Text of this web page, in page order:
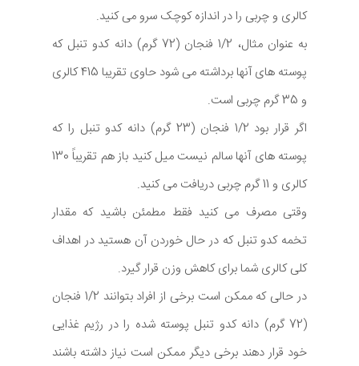
کالری و چربی را در اندازه کوچک سرو می کنید.
به عنوان مثال، 1/2 فنجان (72 گرم) دانه کدو تنبل که
پوسته های آنها برداشته می شود حاوی تقریبا 415 کالری
و 35 گرم چربی است.
اگر قرار بود 1/2 فنجان (23 گرم) دانه کدو تنبل را که
پوسته های آنها سالم نیست میل کنید باز هم تقریباً 130
کالری و 11 گرم چربی دریافت می کنید.
وقتی مصرف می کنید فقط مطمئن باشید که مقدار
تخمه کدو تنبل که در حال خوردن آن هستید در اهداف
کلی کالری شما برای کاهش وزن قرار گیرد.
در حالی که ممکن است برخی از افراد بتوانند 1/2 فنجان
(72 گرم) دانه کدو تنبل پوسته شده را در رژیم غذایی
خود قرار دهند برخی دیگر ممکن است نیاز داشته باشند